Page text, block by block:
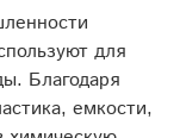
для
Благодаря
емкости,